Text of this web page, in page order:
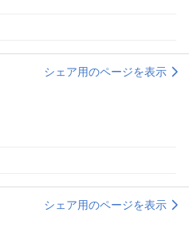
シェア用のページを表示
シェア用のページを表示